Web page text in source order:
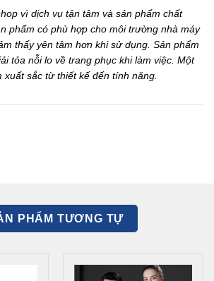
vì dịch vụ tận tâm và sản phẩm chất
phẩm có phù hợp cho môi trường nhà máy
thấy yên tâm hơn khi sử dụng. Sản phẩm
tỏa nỗi lo về trang phục khi làm việc. Một
xuất sắc từ thiết kế đến tính năng.
PHẨM TƯƠNG TỰ